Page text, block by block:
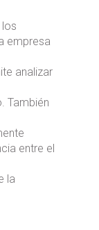
empresa
analizar
También
entre el
la